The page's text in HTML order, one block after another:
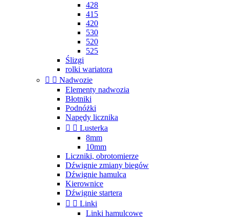
428
415
420
530
520
525
Ślizgi
rolki wariatora
  Nadwozie
Elementy nadwozia
Błotniki
Podnóżki
Napędy licznika
  Lusterka
8mm
10mm
Liczniki, obrotomierze
Dźwignie zmiany biegów
Dźwignie hamulca
Kierownice
Dźwignie startera
  Linki
Linki hamulcowe